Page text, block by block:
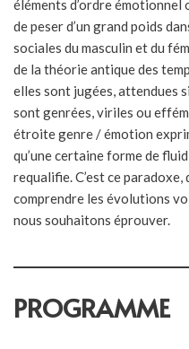
éléments d’ordre émotionnel
de peser d’un grand poids
sociales du masculin et du
de la théorie antique des
elles sont jugées, attendues
sont genrées, viriles ou
étroite genre / émotion
qu’une certaine forme de
requalifie. C’est ce paradoxe,
comprendre les évolutions
nous souhaitons éprouver.
PROGRAMME